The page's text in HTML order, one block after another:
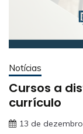
Notícias
Cursos a
currículo
13 de